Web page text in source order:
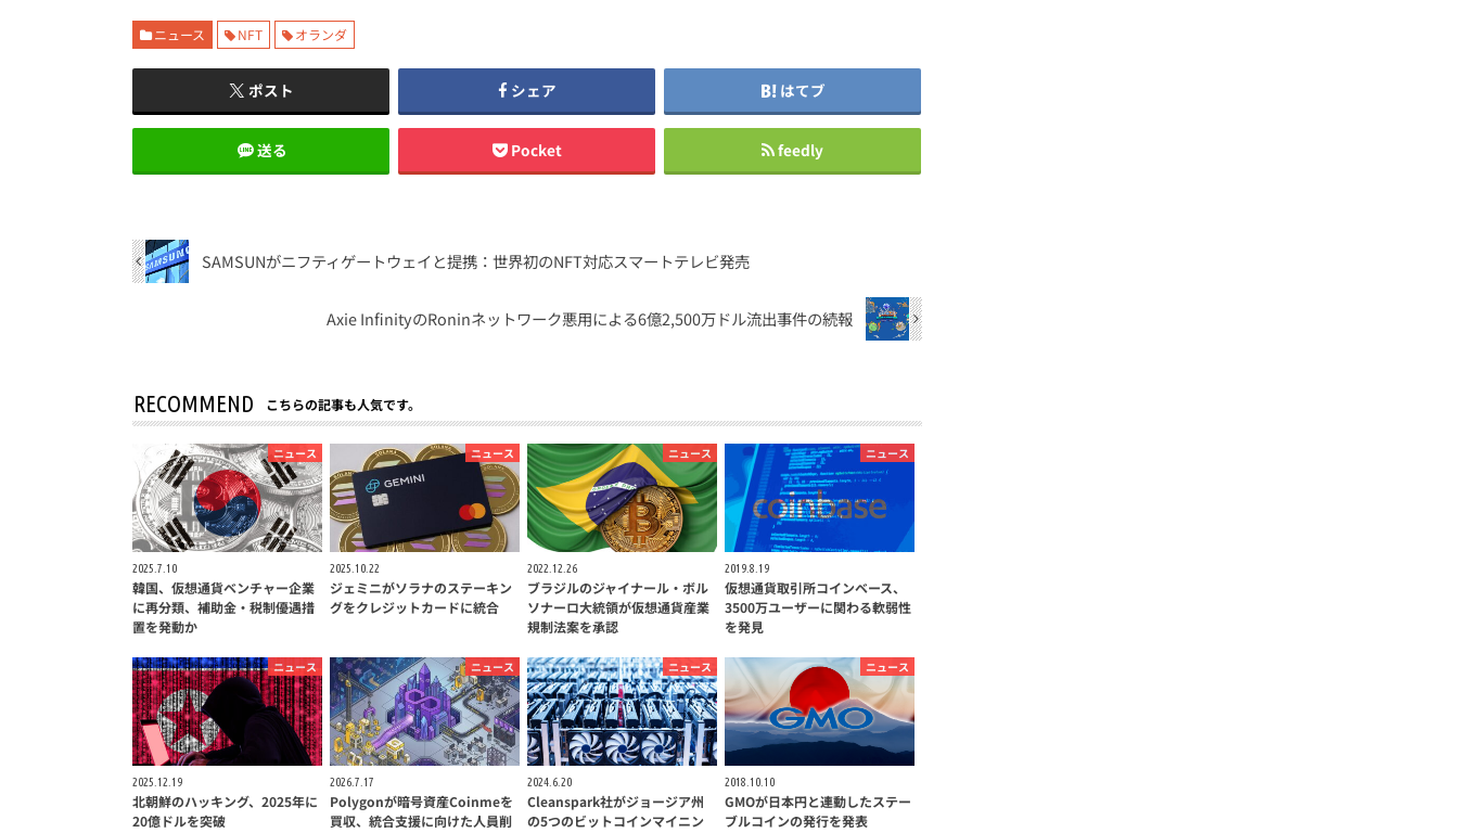
ニュース NFT オランダ
ポスト シェア はてブ
送る Pocket feedly
SAMSUNがニフティゲートウェイと提携：世界初のNFT対応スマートテレビ発売
Axie InfinityのRoninネットワーク悪用による6億2,500万ドル流出事件の続報
RECOMMEND こちらの記事も人気です。
ニュース
2025.7.10
韓国、仮想通貨ベンチャー企業
に再分類、補助金・税制優遇措
置を発動か
ニュース
2025.10.22
ジェミニがソラナのステーキン
グをクレジットカードに統合
ニュース
2022.12.26
ブラジルのジャイナール・ボル
ソナーロ大統領が仮想通貨産業
規制法案を承認
ニュース
2019.8.19
仮想通貨取引所コインベース、
3500万ユーザーに関わる軟弱性
を発見
ニュース
2025.12.19
北朝鮮のハッキング、2025年に
20億ドルを突破
ニュース
2026.7.17
Polygonが暗号資産Coinmeを
買収、統合支援に向けた人員削
ニュース
2024.6.20
Cleanspark社がジョージア州
の5つのビットコインマイニン
ニュース
2018.10.10
GMOが日本円と連動したステー
ブルコインの発行を発表